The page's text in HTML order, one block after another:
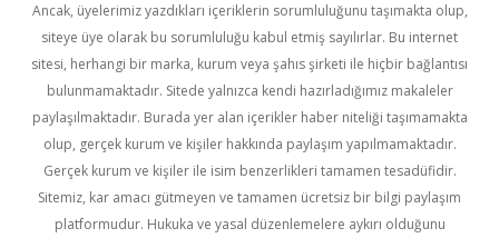
Ancak, üyelerimiz yazdıkları içeriklerin sorumluluğunu taşımakta olup,
siteye üye olarak bu sorumluluğu kabul etmiş sayılırlar. Bu internet
sitesi, herhangi bir marka, kurum veya şahıs şirketi ile hiçbir bağlantısı
bulunmamaktadır. Sitede yalnızca kendi hazırladığımız makaleler
paylaşılmaktadır. Burada yer alan içerikler haber niteliği taşımamakta
olup, gerçek kurum ve kişiler hakkında paylaşım yapılmamaktadır.
Gerçek kurum ve kişiler ile isim benzerlikleri tamamen tesadüfidir.
Sitemiz, kar amacı gütmeyen ve tamamen ücretsiz bir bilgi paylaşım
platformudur. Hukuka ve yasal düzenlemelere aykırı olduğunu